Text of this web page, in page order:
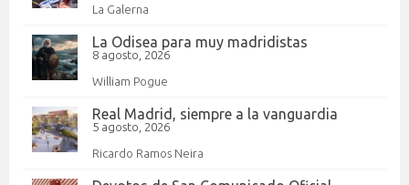
La Galerna
La Odisea para muy madridistas
8 agosto, 2026
William Pogue
Real Madrid, siempre a la vanguardia
5 agosto, 2026
Ricardo Ramos Neira